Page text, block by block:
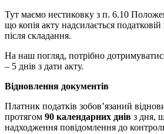
Тут маємо нестиковку з п. 6.10
що копія акту надсилається
після складання.
На наш погляд, потрібно
– 5 днів з дати акту.
Відновлення документів
Платник податків зобов’язаний
протягом 90 календарних днів з дня,
надходження повідомлення до